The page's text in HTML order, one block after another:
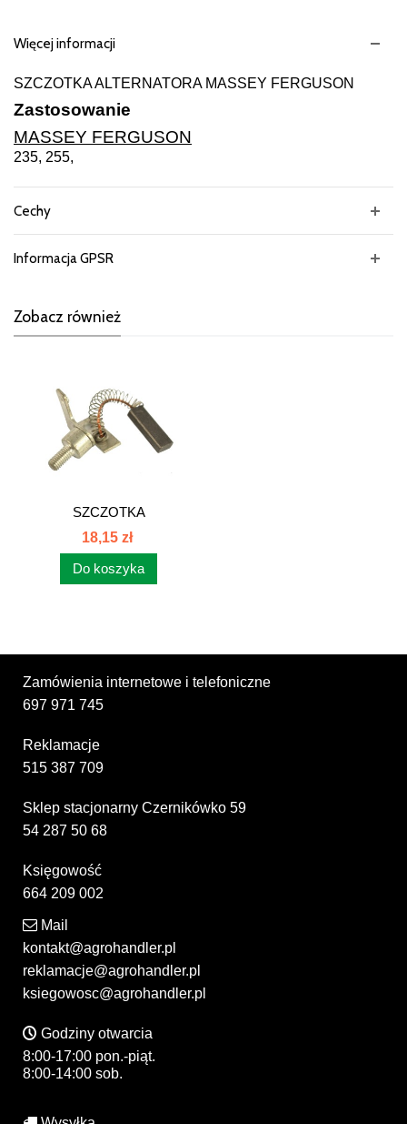
Więcej informacji
SZCZOTKA ALTERNATORA MASSEY FERGUSON
Zastosowanie
MASSEY FERGUSON
235, 255,
Cechy
Informacja GPSR
Zobacz również
SZCZOTKA
ALTERNATORA MF...
18,15 zł
Do koszyka
Zamówienia internetowe i telefoniczne
697 971 745
Reklamacje
515 387 709
Sklep stacjonarny Czernikówko 59
54 287 50 68
Księgowość
664 209 002
Mail
kontakt@agrohandler.pl
reklamacje@agrohandler.pl
ksiegowosc@agrohandler.pl
Godziny otwarcia
8:00-17:00 pon.-piąt.
8:00-14:00 sob.